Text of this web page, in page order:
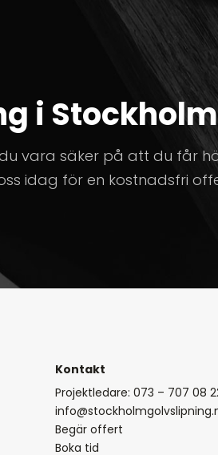
i
vara säker på att du får
idag för en kostnadsfri
Kontakt
Projektledare: 073 – 707 08
Begär offert
Boka tid